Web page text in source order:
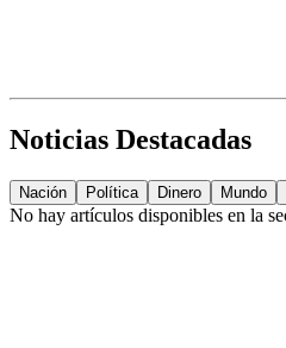
Noticias Destacadas
Nación Política Dinero Mundo
No hay artículos disponibles en la